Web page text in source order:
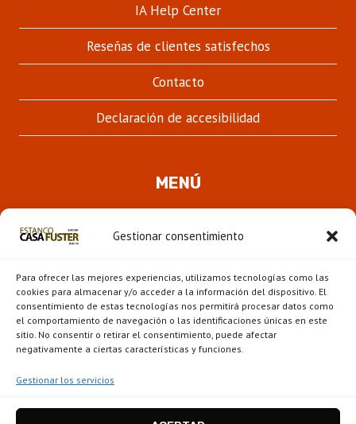
Gestionar consentimiento
Para ofrecer las mejores experiencias, utilizamos tecnologías como las
cookies para almacenar y/o acceder a la información del dispositivo. El
consentimiento de estas tecnologías nos permitirá procesar datos como
el comportamiento de navegación o las identificaciones únicas en este
sitio. No consentir o retirar el consentimiento, puede afectar
negativamente a ciertas características y funciones.
Gestionar los servicios
IA Help Center
Reseñas de clientes satisfechos
Contacto
Declaración de accesibilidad
MENÚ
HIJO
Novedades
Escaparate